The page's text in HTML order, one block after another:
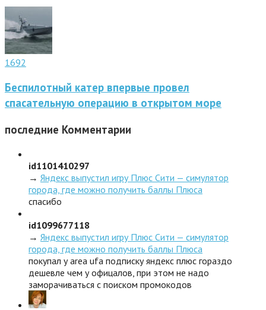
1692
Беспилотный катер впервые провел
спасательную операцию в открытом море
последние Комментарии
id1101410297
→ Яндекс выпустил игру Плюс Сити — симулятор
города, где можно получить баллы Плюса
спасибо
id1099677118
→ Яндекс выпустил игру Плюс Сити — симулятор
города, где можно получить баллы Плюса
покупал у area ufa подписку яндекс плюс гораздо
дешевле чем у офицалов, при этом не надо
заморачиваться с поиском промокодов